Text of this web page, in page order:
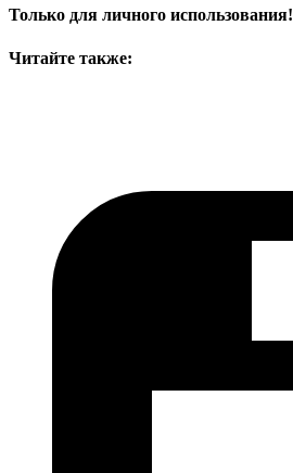
Только для личного использования!
Читайте также: